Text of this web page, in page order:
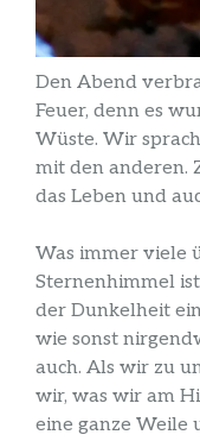
Den Abend
Feuer, denn es
Wüste. Wir
mit den anderen.
das Leben und
Was immer viele
Sternenhimmel
der Dunkelheit
wie sonst
auch. Als wir zu
wir, was wir am
eine ganze Weile